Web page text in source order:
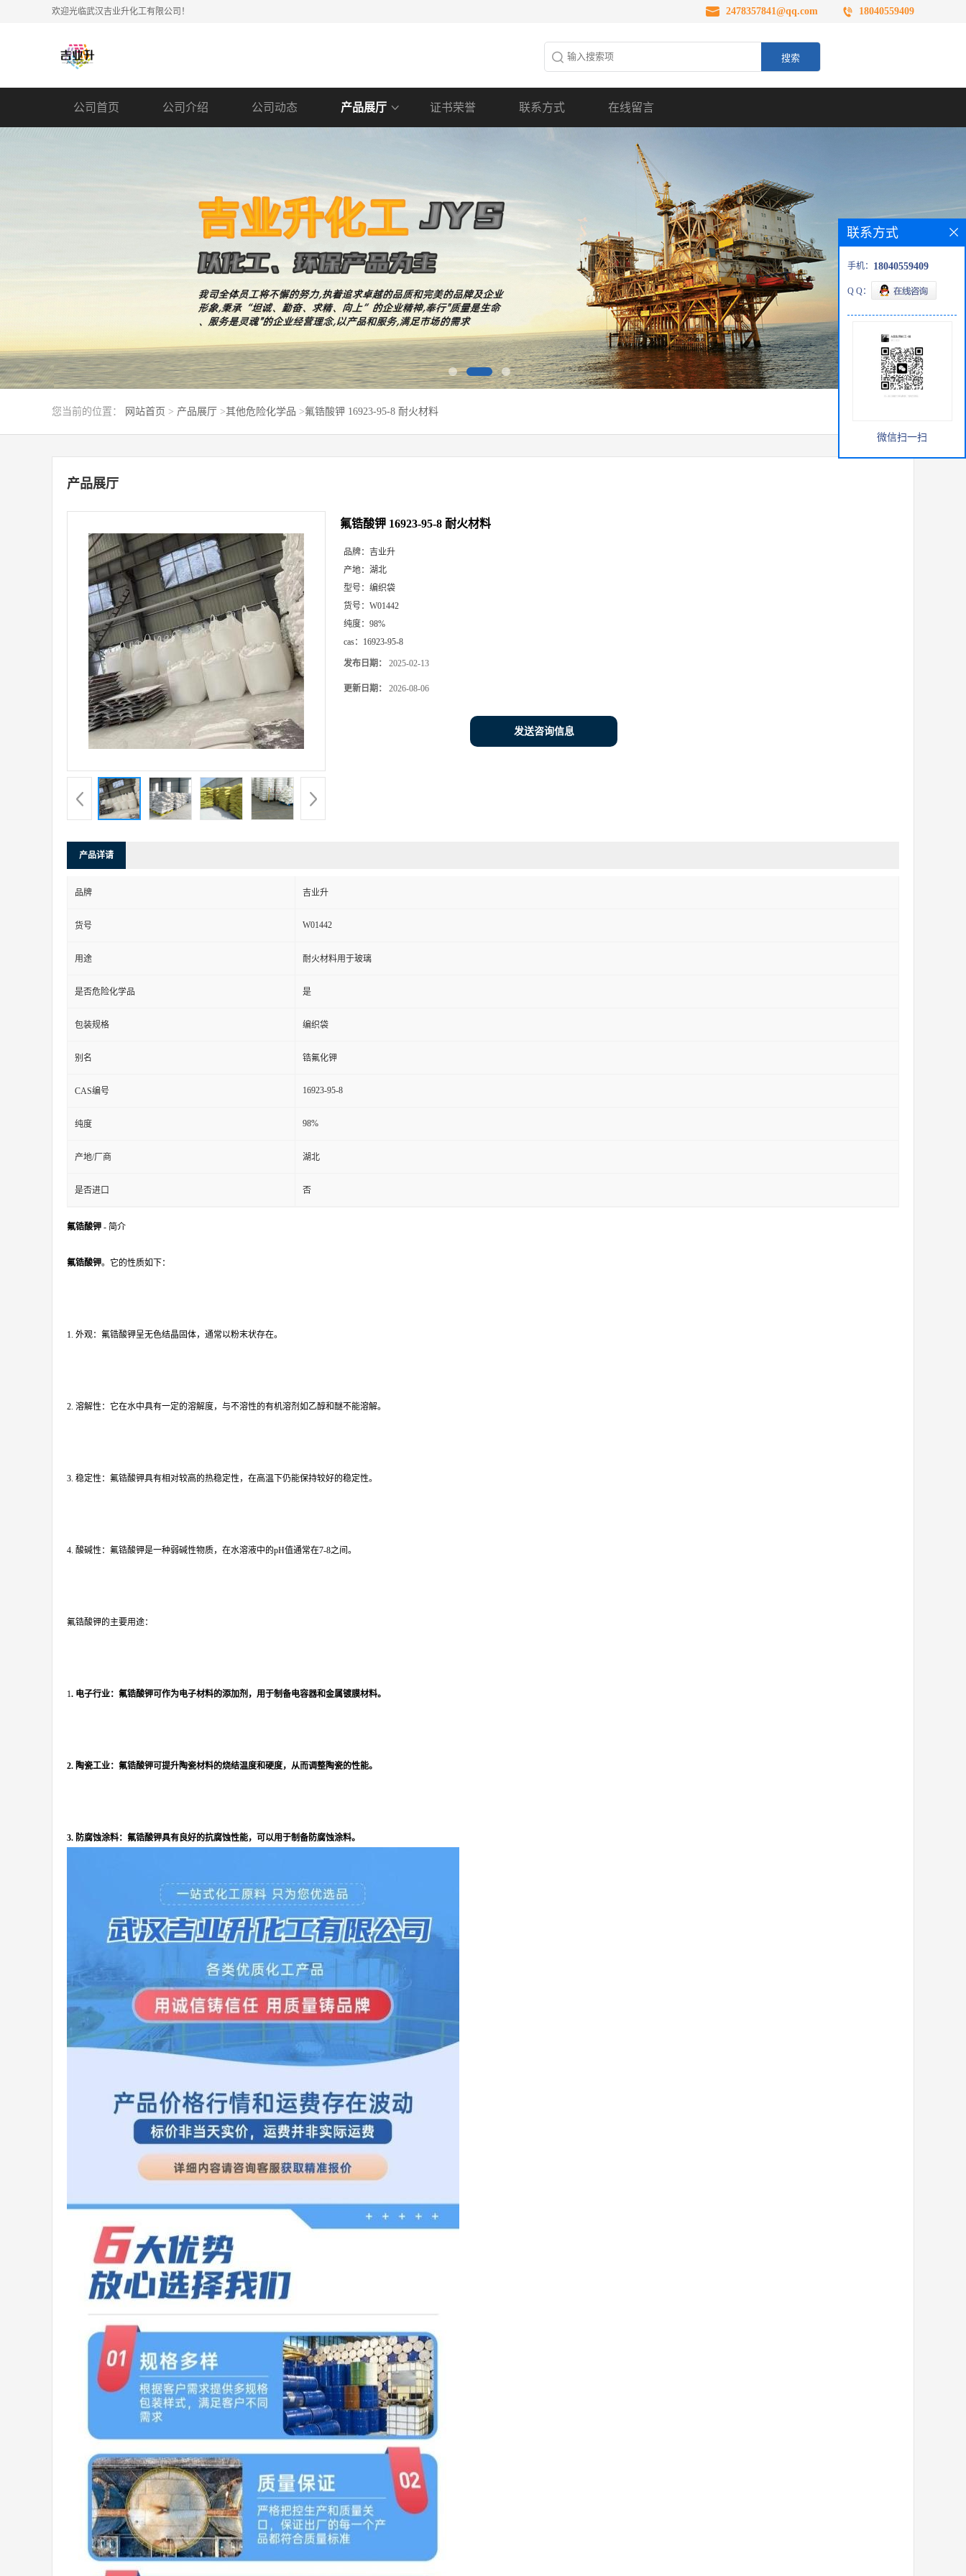
欢迎光临武汉吉业升化工有限公司！ 2478357841@qq.com 18040559409
公司首页 公司介绍 公司动态 产品展厅 证书荣誉 联系方式 在线留言
您当前的位置： 网站首页 > 产品展厅 >其他危险化学品 >氟锆酸钾 16923-95-8 耐火材料
产品展厅
氟锆酸钾 16923-95-8 耐火材料
品牌： 吉业升
产地： 湖北
型号： 编织袋
货号： W01442
纯度： 98%
cas： 16923-95-8
发布日期： 2025-02-13
更新日期： 2026-08-06
发送咨询信息
产品详请
品牌 吉业升
货号 W01442
用途 耐火材料用于玻璃
是否危险化学品 是
包装规格 编织袋
别名 锆氟化钾
CAS编号 16923-95-8
纯度 98%
产地/厂商 湖北
是否进口 否
氟锆酸钾 - 简介
氟锆酸钾。它的性质如下：
1. 外观：氟锆酸钾呈无色结晶固体，通常以粉末状存在。
2. 溶解性：它在水中具有一定的溶解度，与不溶性的有机溶剂如乙醇和醚不能溶解。
3. 稳定性：氟锆酸钾具有相对较高的热稳定性，在高温下仍能保持较好的稳定性。
4. 酸碱性：氟锆酸钾是一种弱碱性物质，在水溶液中的pH值通常在7-8之间。
氟锆酸钾的主要用途：
1. 电子行业：氟锆酸钾可作为电子材料的添加剂，用于制备电容器和金属镀膜材料。
2. 陶瓷工业：氟锆酸钾可提升陶瓷材料的烧结温度和硬度，从而调整陶瓷的性能。
3. 防腐蚀涂料：氟锆酸钾具有良好的抗腐蚀性能，可以用于制备防腐蚀涂料。
联系方式
手机： 18040559409
Q Q：
微信扫一扫